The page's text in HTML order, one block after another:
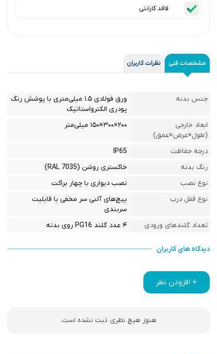
فاقد گارانتی
مشخصات فنی نظرات کاربران
جنس بدنه
ورق فولادی ۱.۵ میلی‌متری با پوشش رنگ
پودری الکترواستاتیک
ابعاد خارجی
(طول×عرض×عمق)
۲۰۰×۳۰۰×۱۵۰ میلی‌متر
درجه حفاظت
IP65
رنگ بدنه
خاکستری روشن (RAL 7035)
نوع نصب
نصب دیواری با چهار براکت
نوع قفل درب
پیچ‌های آلنی سر مخفی با قابلیت
سربندی
تعداد گلندهای ورودی
۴ عدد گلند PG16 روی بدنه
دیدگاه های کاربران
+ افزودن نظر
هنوز هیچ نظری ثبت نشده است.